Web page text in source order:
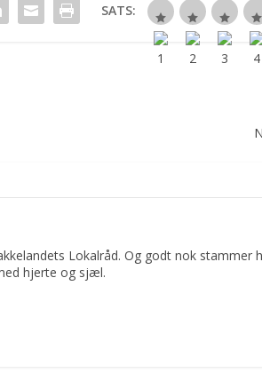
SATS:
Lokalråd. Og godt nok stammer
hjerte og sjæl.